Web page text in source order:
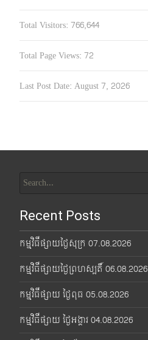
Total Visitors: 766,644
Total Page Views: 72
Last Post Date: August 7, 2026
for:
Recent Posts
កម្មវិធីផ្សាយថ្ងៃសុក្រ 07.08.2026
កម្មវិធីផ្សាយថ្ងៃព្រហស្បតិ៍ 06.08.2026
កម្មវិធីផ្សាយ ថ្ងៃពុធ 05.08.2026
កម្មវិធីផ្សាយ ថ្ងៃអង្គារ 04.08.2026